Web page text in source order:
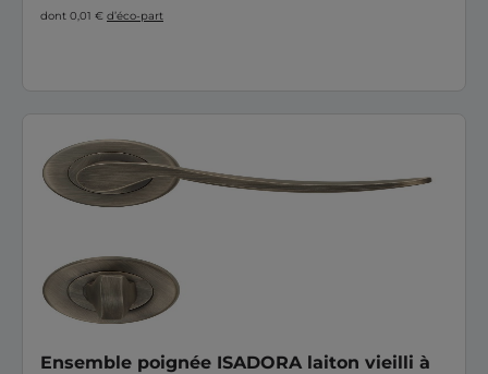
dont 0,01 € d’éco-part
Ensemble poignée ISADORA laiton vieilli à